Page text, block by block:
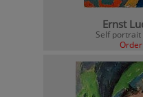
Ernst
Self